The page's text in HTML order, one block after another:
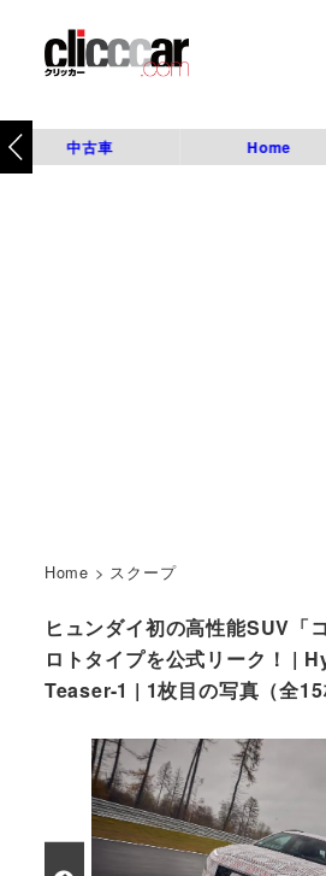
中古車 Home
Home > スクープ
ヒュンダイ初の高性能SUV「
ロトタイプを公式リーク！ |
Teaser-1 | 1枚目の写真（全15